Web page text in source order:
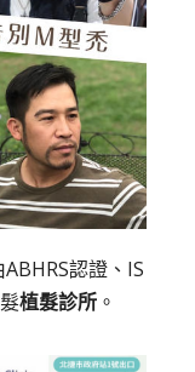
認證、IS
植髮診所。